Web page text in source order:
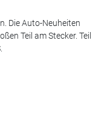
Die Auto-Neuheiten
Teil am Stecker. Teil